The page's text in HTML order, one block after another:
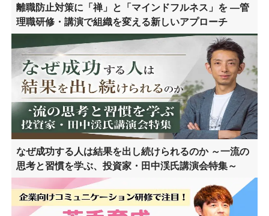
離職防止対策に「禅」と「マインドフルネス」を ―管
理職研修・講演で組織を変える新しいアプローチ
なぜ成功する人は結果を出し続けられるのか ～一流の
思考と習慣を学ぶ、投資家・田中渓氏講演会特集～